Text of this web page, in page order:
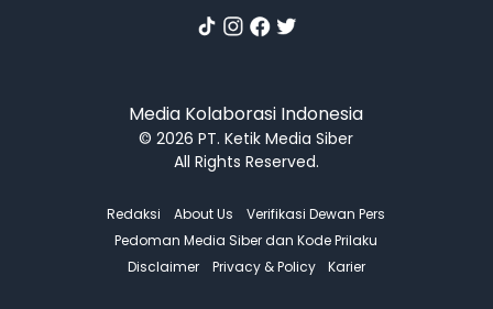
Media Kolaborasi Indonesia
© 2026 PT. Ketik Media Siber
All Rights Reserved.
Redaksi About Us
Verifikasi Dewan Pers
Pedoman Media Siber dan Kode Prilaku
Disclaimer
Privacy & Policy Karier